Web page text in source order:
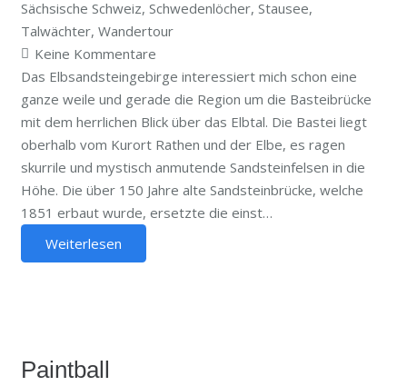
Sächsische Schweiz, Schwedenlöcher, Stausee,
Talwächter, Wandertour
Keine Kommentare
Das Elbsandsteingebirge interessiert mich schon eine
ganze weile und gerade die Region um die Basteibrücke
mit dem herrlichen Blick über das Elbtal. Die Bastei liegt
oberhalb vom Kurort Rathen und der Elbe, es ragen
skurrile und mystisch anmutende Sandsteinfelsen in die
Höhe. Die über 150 Jahre alte Sandsteinbrücke, welche
1851 erbaut wurde, ersetzte die einst…
Weiterlesen
Paintball